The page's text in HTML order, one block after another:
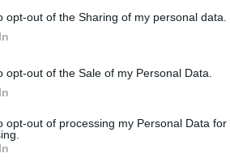
opt-out of the Sharing of my personal data.
opt-out of the Sale of my Personal Data.
opt-out of processing my Personal Data for
di posti di lavoro. Questo timore è
e gruppi economici, che hanno
ha già in atto un piano